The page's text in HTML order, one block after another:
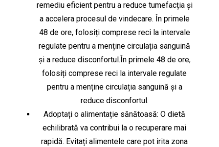
remediu eficient pentru a reduce tumefacția și
a accelera procesul de vindecare. În primele
48 de ore, folosiți comprese reci la intervale
regulate pentru a menține circulația sanguină
și a reduce disconfortul.În primele 48 de ore,
folosiți comprese reci la intervale regulate
pentru a menține circulația sanguină și a
reduce disconfortul.
Adoptați o alimentație sănătoasă: O dietă
echilibrată va contribui la o recuperare mai
rapidă. Evitați alimentele care pot irita zona